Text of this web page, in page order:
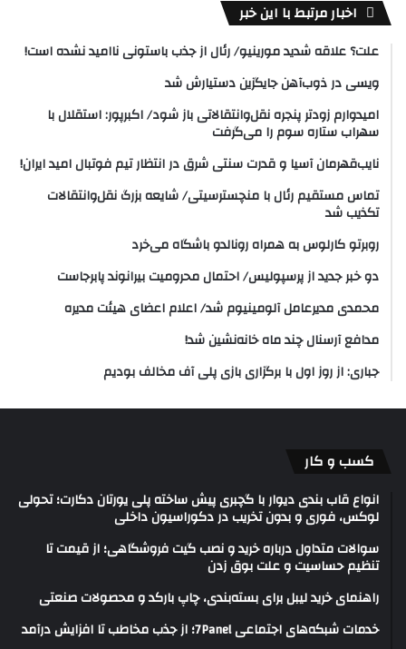
اخبار مرتبط با این خبر
علت؟ علاقه شدید مورینیو/ رئال از جذب باستونی ناامید نشده است!
ویسی در ذوب‌آهن جایگزین دستیارش شد
امیدوارم زودتر پنجره نقل‌وانتقالاتی باز شود/ اکبرپور: استقلال با
سهراب ستاره سوم را می‌گرفت
نایب‌قهرمان آسیا و قدرت سنتی شرق در انتظار تیم فوتبال امید ایران!
تماس مستقیم رئال با منچسترسیتی/ شایعه بزرگ نقل‌وانتقالات
تکذیب شد
روبرتو کارلوس به همراه رونالدو باشگاه می‌خرد
دو خبر جدید از پرسپولیس/ احتمال محرومیت بیرانوند پابرجاست
محمدی مدیرعامل آلومینیوم شد/ اعلام اعضای هیئت‌ مدیره
مدافع آرسنال چند ماه خانه‌نشین شد!
جباری: از روز اول با برگزاری بازی پلی آف مخالف بودیم
کسب و کار
انواع قاب بندی دیوار با گچبری پیش ساخته پلی یورتان دکارت؛ تحولی
لوکس، فوری و بدون تخریب در دکوراسیون داخلی
سوالات متداول درباره خرید و نصب گیت فروشگاهی؛ از قیمت تا
تنظیم حساسیت و علت بوق زدن
راهنمای خرید لیبل برای بسته‌بندی، چاپ بارکد و محصولات صنعتی
خدمات شبکه‌های اجتماعی 7Panel؛ از جذب مخاطب تا افزایش درآمد